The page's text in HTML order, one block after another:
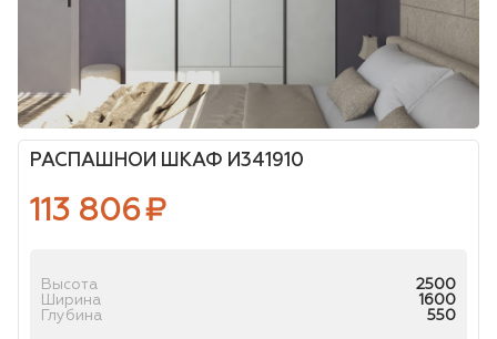
РАСПАШНОЙ ШКАФ И341910
113 806₽
Высота
2500
Ширина
1600
Глубина
550